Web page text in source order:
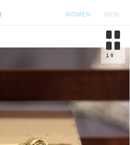
WOMEN MEN
1 6